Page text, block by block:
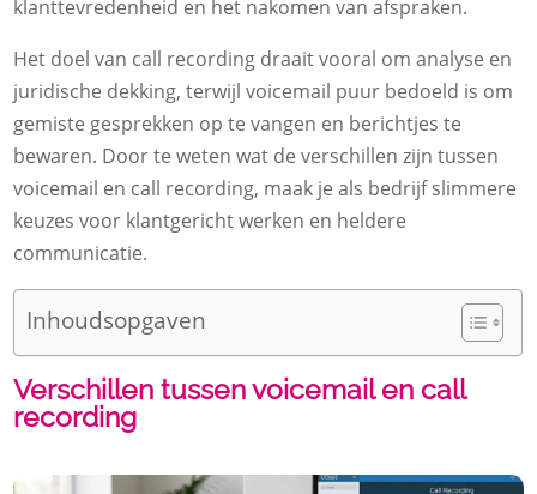
klanttevredenheid en het nakomen van afspraken.
Het doel van call recording draait vooral om analyse en
juridische dekking, terwijl voicemail puur bedoeld is om
gemiste gesprekken op te vangen en berichtjes te
bewaren. Door te weten wat de verschillen zijn tussen
voicemail en call recording, maak je als bedrijf slimmere
keuzes voor klantgericht werken en heldere
communicatie.
Inhoudsopgaven
Verschillen tussen voicemail en call
recording